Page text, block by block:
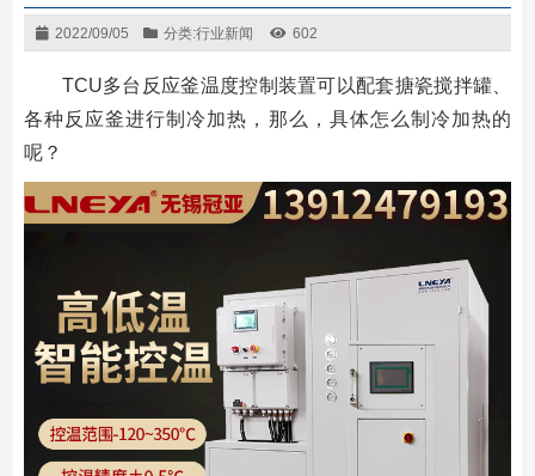
2022/09/05 分类:行业新闻 602
TCU多台反应釜温度控制装置可以配套搪瓷搅拌罐、
各种反应釜进行制冷加热，那么，具体怎么制冷加热的
呢？